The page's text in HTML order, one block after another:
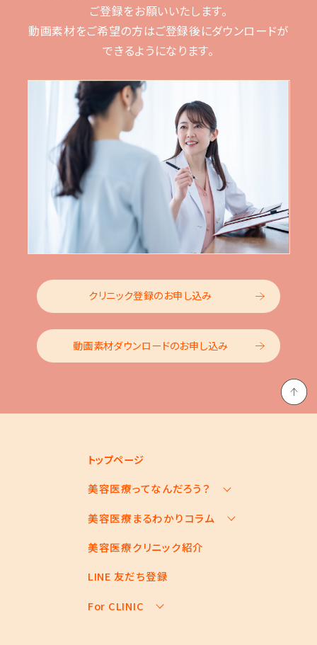
ご登録をお願いいたします。
動画素材をご希望の方はご登録後にダウンロードが
できるようになります。
クリニック登録のお申し込み
動画素材ダウンロードのお申し込み
トップページ
美容医療ってなんだろう？
美容医療の基本情報
美容医療のスケジュール
美容医療まるわかりコラム
お悩みからコラムをさがす
コラム一覧
美容医療クリニック紹介
LINE 友だち登録
For CLINIC